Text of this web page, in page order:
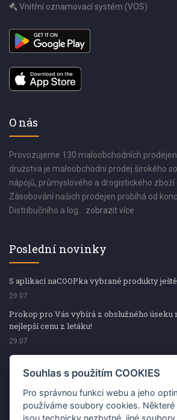
Vnitřní oznamovací systém (VOS)
O nás
Provozujeme 130 maloobchodních
družstva je maloobchodní prodej širokého
nápojů, průmyslového a drogistického zboží
Zásobování našich prodejen probíhá od
Distribučního a log... zobrazit více
Poslední novinky
S aplikací naCOOPka vybrané produkty
29.07
Prokop pro Vás vybírá z obslužného úseku
nejlepší cenu z letáku!
29.07
Prokop pro Vás vybírá z obslužného úseku
nejlepší cenu z letáku!
Kup špekáčky od Váhaly a vyhraj s
Souhlas s použitím COOKIES
Pro správnou funkci webu a jeho
používáme soubory cookies.
jsou technicky nezbytné, jiné